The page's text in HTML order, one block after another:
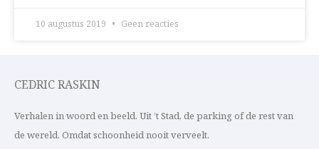
10 augustus 2019 Geen reacties
CEDRIC RASKIN
Verhalen in woord en beeld. Uit ’t Stad, de parking of de rest van
de wereld. Omdat schoonheid nooit verveelt.